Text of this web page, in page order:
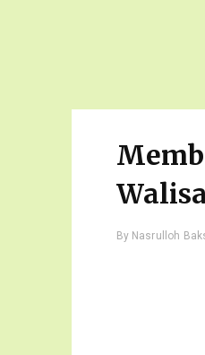
By Nasrulloh